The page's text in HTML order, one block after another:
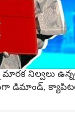
సర్వే
రూపాయి
నిల్వలు
క్యాపిటల్,